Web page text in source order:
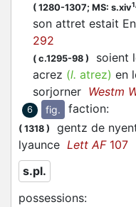
( 1280-1307; MS: s.xiv
son attret estait
292
( c.1295-98 )
soient
acrez (l. atrez) en
sorjorner Westm
6 fig. faction:
( 1318 )
gentz de
lyaunce Lett AF107
s.pl.
possessions: